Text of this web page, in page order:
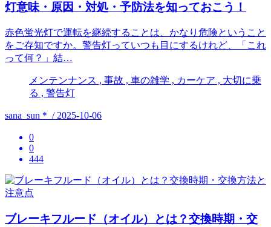
灯意味・原因・対処・予防法を知っておこう！
赤色蛍光灯で運転を継続することは、かなり危険ということ
をご存知ですか。警告灯っていつも目にするけれど、「これ
って何？」結…
メンテンナンス , 事故 , 車の雑学 , カーケア , 大切に乗
る , 警告灯
sana_sun＊ / 2025-10-06
0
0
444
ブレーキフルード（オイル）とは？交換時期・交